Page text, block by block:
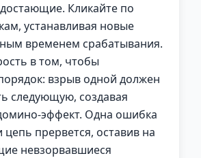
Кликайте по
устанавливая новые
временем срабатывания.
в том, чтобы
взрыв одной должен
следующую, создавая
эффект. Одна ошибка
цепь прервется, оставив на
невзорвавшиеся